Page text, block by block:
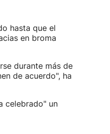
hasta que el
en broma
durante más de
de acuerdo", ha
celebrado" un